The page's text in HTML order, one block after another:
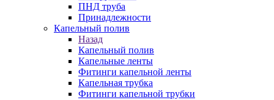
ПНД труба
Принадлежности
Капельный полив
Назад
Капельный полив
Капельные ленты
Фитинги капельной ленты
Капельная трубка
Фитинги капельной трубки